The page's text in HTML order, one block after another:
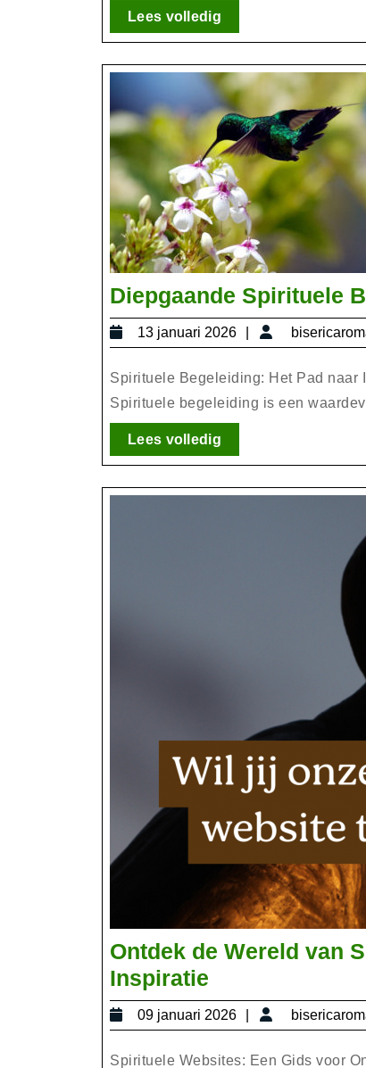
Lees volledigLees
volledig
Diepgaande Spirituele
13 januari 2026
13
januari
2026
Spirituele Begeleiding: Het Pad
Spirituele begeleiding is een
Lees volledigLees
volledig
Ontdek de Wereld van
Inspiratie
de
Wereld
van
09 januari 2026
09
januari
2026
Spirituele Websites: Een Gids voor